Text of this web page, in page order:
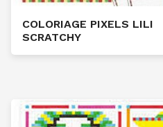
COLORIAGE PIXELS LILI
SCRATCHY